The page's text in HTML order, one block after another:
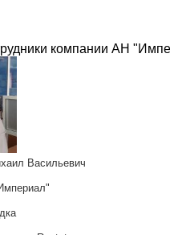
компании АН
Васильевич